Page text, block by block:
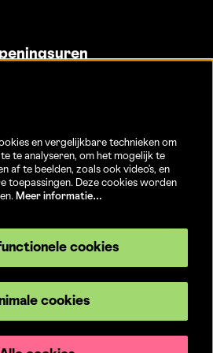
Jakobsstraat 20
15/08)
© CC Brugge
en vergelijkbare technieken om
te analyseren, om het mogelijk te
af te beelden, zoals ook video’s, en
toepassingen. Deze cookies worden
Meer informatie…
cookies
cookies